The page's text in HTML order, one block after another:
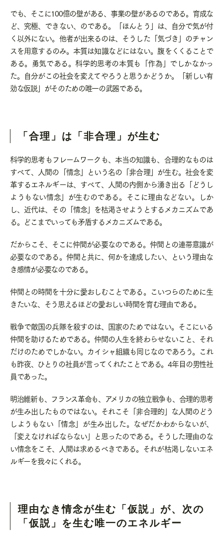
でも、そこに100億の壁がある、事業の壁があるのである。育成な
ど、究極、できない、のである。「ほんとう」は、自分で気が付
く以外にない。他者が出来るのは、そうした「気づき」のチャン
スを用意するのみ。本質は知識などにはない。腹をくくることで
ある。勇気である。科学的思考の本質も「作為」でしかなかっ
た。自分がこの社会を変えてやろうと思うかどうか。「新しい有
効な仮説」がそのための唯一の武器である。
「合理」は「非合理」が生む
科学的思考もフレームワークも、本当の知識も、合理的なものは
すべて、人間の「情念」という名の「非合理」が生む。社会を変
革するエネルギーは、すべて、人間の内側から湧き出る「どうし
ようもない情念」が生むのである。そこに理由などない。しか
し、近代は、その「情念」を枯渇させようとするメカニズムであ
る。どこまでいっても矛盾するメカニズムである。
だからこそ、そこに仲間が必要なのである。仲間との連帯意識が
必要なのである。仲間と共に、何かを達成したい、という理由な
き感情が必要なのである。
仲間との時間を十分に愛おしむことである。こいつらのために生
きたいな、そう思えるほどの愛おしい時間を育む理由である。
戦争で敵国の兵隊を殺すのは、国家のためではない。そこにいる
仲間を助けるためである。仲間の人生を終わらせないこと、それ
だけのためでしかない。カイシャ組織も同じなのであろう。これ
も昨夜、ひとりの社員が言ってくれたことである。4年目の男性社
員であった。
明治維新も、フランス革命も、アメリカの独立戦争も、合理的思考
が生み出したものではない。それこそ「非合理的」な人間のどう
しようもない「情念」が生み出した。なぜだかわからないが、
「変えなければならない」と思ったのである。そうした理由のな
い情念をこそ、人間は求めるべきである。それが枯渇しないエネ
ルギーを我々にくれる。
理由なき情念が生む「仮説」が、次の
「仮説」を生む唯一のエネルギー